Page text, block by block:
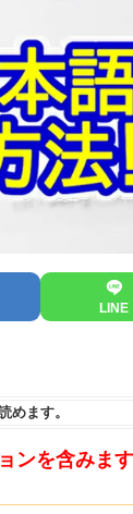
LINE
めます。
を含みます